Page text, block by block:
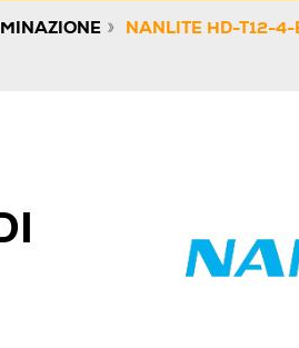
»
NANLITE HD-T12-4-